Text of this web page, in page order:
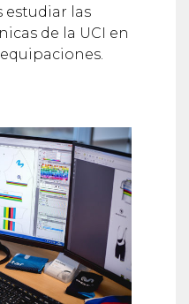
estudiar las
de la UCI en